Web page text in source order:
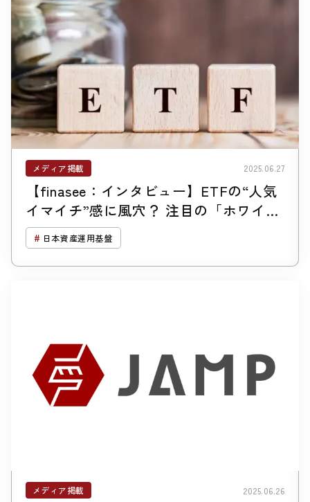
メディア掲載 2025.06.27
【finasee：インタビュー】ETFの“人気
イマイチ”感に風穴？ 注目の「ホワイト
レーベルサービス」とは何で、ETF再活
性化にどうつながりうるか
日本資産運用基盤
メディア掲載 2025.06.26